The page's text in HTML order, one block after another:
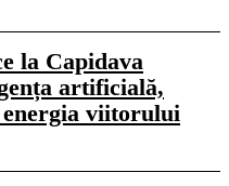
la Capidava
artificială,
viitorului